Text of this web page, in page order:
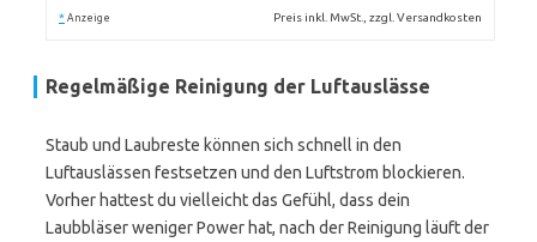
* Anzeige Preis inkl. MwSt., zzgl. Versandkosten
Regelmäßige Reinigung der Luftauslässe
Staub und Laubreste können sich schnell in den
Luftauslässen festsetzen und den Luftstrom blockieren.
Vorher hattest du vielleicht das Gefühl, dass dein
Laubbläser weniger Power hat, nach der Reinigung läuft der